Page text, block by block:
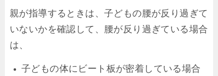
親が指導するときは、 子どもの腰が反り過ぎて
いないかを確認して、 腰が反り過ぎている場合
は、
子どもの体にビート板が密着している場合